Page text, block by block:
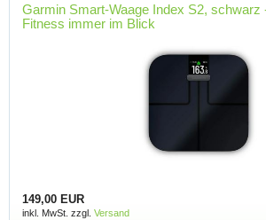
Garmin Smart-Waage Index S2, schwarz
Fitness immer im Blick
149,00 EUR
inkl. MwSt. zzgl. Versand